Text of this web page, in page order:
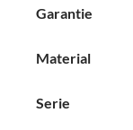
Garantie
Material
Serie